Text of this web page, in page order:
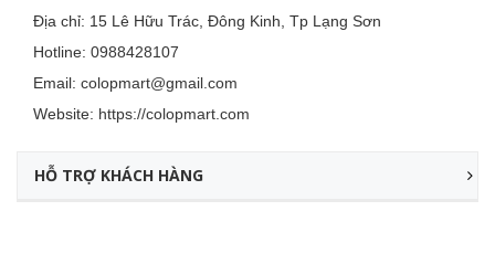
Địa chỉ: 15 Lê Hữu Trác, Đông Kinh, Tp Lạng Sơn
Hotline: 0988428107
Email: colopmart@gmail.com
Website: https://colopmart.com
HỖ TRỢ KHÁCH HÀNG